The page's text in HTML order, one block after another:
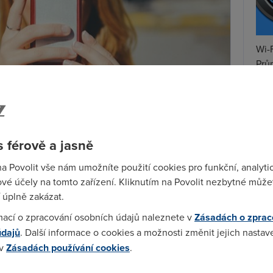
iPhone X . Přestože je poptávka po nejnovějším
nám přijde trochu přehnané. Dává proto
jiné a rozšířil svou nabídku o zbrusu nový model.
výkřikem moderní technologie. Objevilo se pár
neserychlý pokrok
Wi-
férově a jasně
Povolit vše nám umožníte použití cookies pro funkční,
účely na tomto zařízení. Kliknutím na Povolit nezbytné
zakázat.
o zpracování osobních údajů naleznete vZásadách o
. Další informace o cookies a možnosti změnit jejich
Zásadách používání cookies.